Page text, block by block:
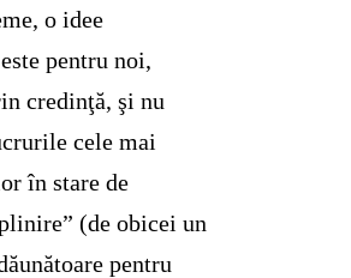
o idee
pentru noi,
credinţă, şi nu
cele mai
în stare de
(de obicei un
pentru